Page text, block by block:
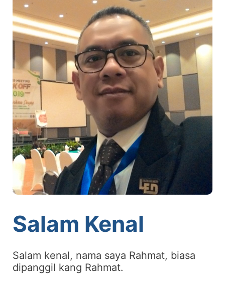
Salam Kenal
Salam kenal, nama saya Rahmat, biasa
dipanggil kang Rahmat.